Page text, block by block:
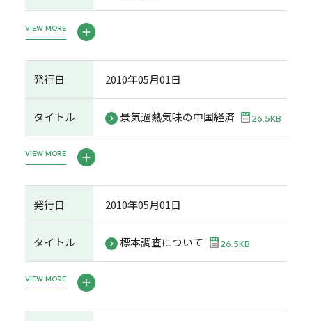
VIEW MORE
発行日 2010年05月01日
タイトル 景気過熱気味の中国経済 26.5KB
VIEW MORE
発行日 2010年05月01日
タイトル 標本調査について 26.5KB
VIEW MORE